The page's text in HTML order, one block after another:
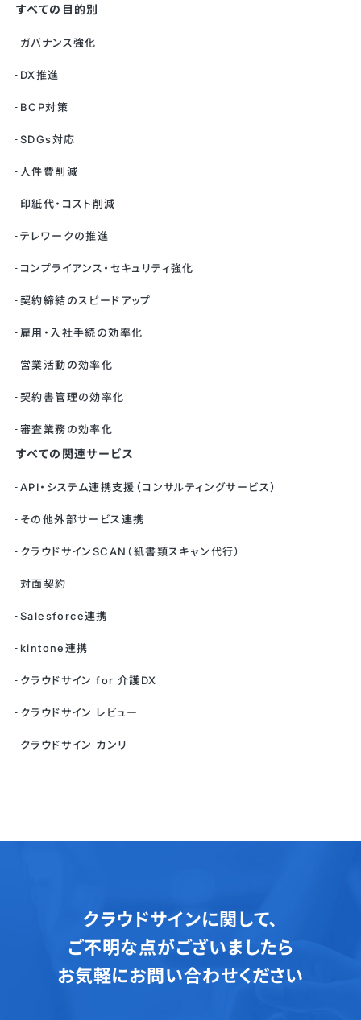
すべての目的別
ガバナンス強化
DX推進
BCP対策
SDGs対応
人件費削減
印紙代・コスト削減
テレワークの推進
コンプライアンス・セキュリティ強化
契約締結のスピードアップ
雇用・入社手続の効率化
営業活動の効率化
契約書管理の効率化
審査業務の効率化
すべての関連サービス
API・システム連携支援（コンサルティングサービス）
その他外部サービス連携
クラウドサインSCAN（紙書類スキャン代行）
対面契約
Salesforce連携
kintone連携
クラウドサイン for 介護DX
クラウドサイン レビュー
クラウドサイン カンリ
クラウドサインに関して、
ご不明な点がございましたら
お気軽にお問い合わせください